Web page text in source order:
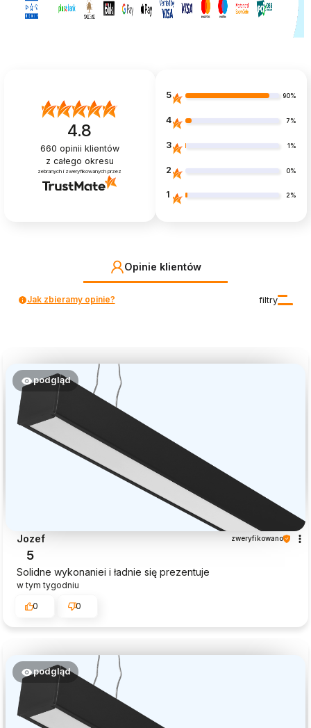
4.8
660 opinii klientów
z całego okresu
zebranych i zweryfikowanych przez
5 90%
4 7%
3 1%
2 0%
1 2%
Opinie klientów
filtry
Jak zbieramy opinie?
podgląd
Jozef zweryfikowano
5
Solidne wykonaniei i ładnie się prezentuje
w tym tygodniu
0
0
podgląd